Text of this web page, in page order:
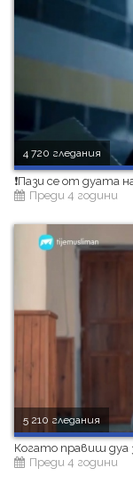
4 720 гледания
❗Пази се от дуата
Преди 4 години
5 210 гледания
Когато правиш дуа
Преди 4 години